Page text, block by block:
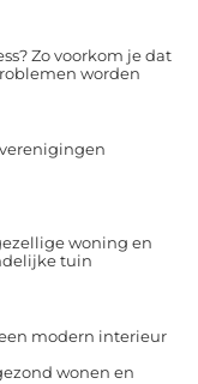
Zo voorkom je dat
worden
woning en
tuin
modern interieur
wonen en